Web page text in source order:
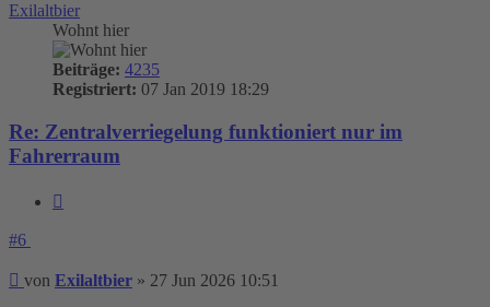
Exilaltbier
Wohnt hier
Beiträge: 4235
Registriert: 07 Jan 2019 18:29
Re: Zentralverriegelung funktioniert nur im
Fahrerraum
#6
Beitrag
von Exilaltbier » 27 Jun 2026 10:51